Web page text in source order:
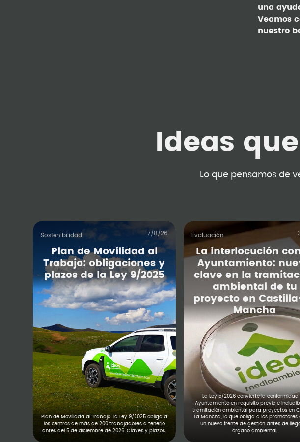
una
Veamos
nuestro
Ideas
Lo que pensamos de
Sostenibilidad 7/8/26
Plan de Movilidad al
Trabajo: obligaciones y
plazos de la Ley 9/2025
Plan de Movilidad al Trabajo: la Ley 9/2025 obliga a
los centros de más de 200 trabajadores a tenerlo
antes del 5 de diciembre de 2026. Claves y plazos.
Evaluación
La interlocución con
Ayuntamiento:
clave en la
ambiental de tu
proyecto en
Mancha
La Ley 5/2026 convierte la conformidad
Ayuntamiento en requisito previo e
tramitación ambiental para proyectos en
La Mancha, lo que obliga a los promotores
un nuevo frente de gestión antes de
órgano ambiental.